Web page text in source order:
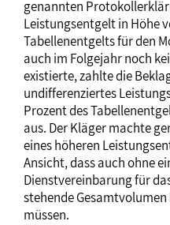
genannten
Leistungsentgelt in Höhe
Tabellenentgelts für den
auch im Folgejahr noch
existierte, zahlte die
undifferenziertes
Prozent des
aus. Der Kläger machte
eines höheren
Ansicht, dass auch ohne
Dienstvereinbarung für
stehende
müssen.